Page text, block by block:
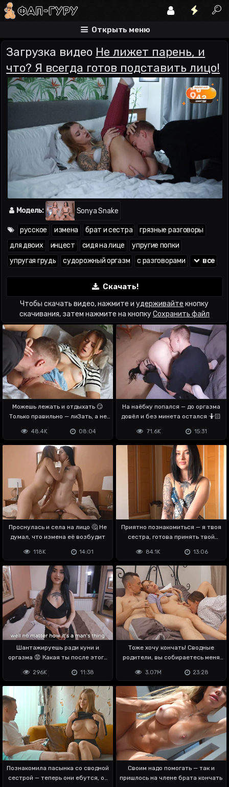
Открыть меню
Загрузка видео Не лижет парень, и
что? Я всегда готов подставить лицо!
Модель: Sonya Snake
русское измена брат и сестра
грязные разговоры
для двоих
инцест сидя на лице
упругие попки
упругая грудь
судорожный оргазм с разговорами все
Скачать!
Чтобы скачать видео, нажмите иудерживайте кнопку
скачивания, затем нажмите на кнопкуСохранить файл
Можешь лежать и отдыхать 😏
Только правильно — лиЗать, а не
08:04
48.4K
На наёбку попался — до оргазма
довёл и без минета остался 🤷🏻
15:31
71.6K
Проснулась и села на лицо 🤔 Не
думал, что измена её возбудит
14:01
118K
Приятно познакомиться — я твоя
сестра, готова принять твой
13:06
84.1K
Шантажируешь ради куни и
оргазма 😡 Какая ты после этого
11:38
296K
Тоже хочу кончать! Сводные
родители, вы собираетесь меня
23:28
3.07M
Познакомила пасынка со сводной
сестрой — теперь они ебутся, ой
Своим надо помогать — так и
пришлось на члене брата кончать